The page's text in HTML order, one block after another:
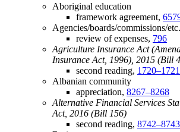
Aboriginal education
framework agreement,
Agencies/boards/commissions/etc.
review of expenses, 796
Agriculture Insurance Act
Insurance Act, 1996), 2015 (Bill
second reading, 1720–1721
Albanian community
appreciation, 8267–8268
Alternative Financial Services
Act, 2016 (Bill 156)
second reading, 8742–8743